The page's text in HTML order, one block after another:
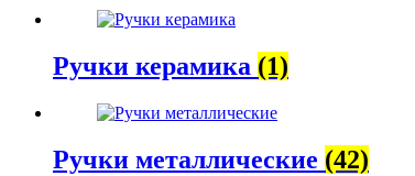
Ручки керамика (1)
Ручки металлические (42)